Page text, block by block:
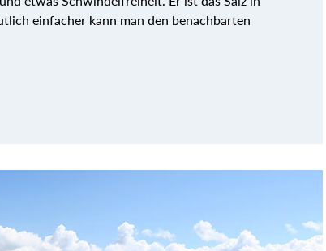
einfacher kann man den benachbarten